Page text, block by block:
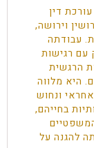
דין
וירושה,
עבודתה
רגישות
הרגשית
היא מלווה
ונחוש
בחייהם,
להגנה על